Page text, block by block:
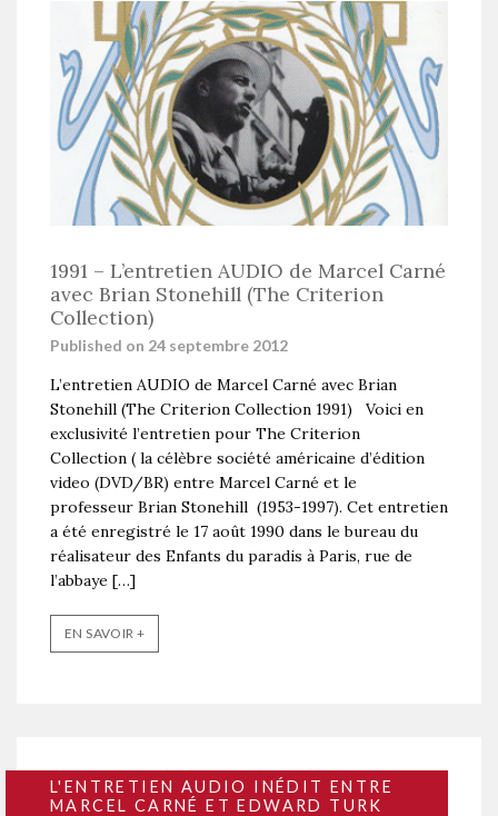
1991 – L’entretien AUDIO de Marcel Carné
avec Brian Stonehill (The Criterion
Collection)
Published on 24 septembre 2012
L’entretien AUDIO de Marcel Carné avec Brian
Stonehill (The Criterion Collection 1991) Voici en
exclusivité l’entretien pour The Criterion
Collection ( la célèbre société américaine d’édition
video (DVD/BR) entre Marcel Carné et le
professeur Brian Stonehill (1953-1997). Cet entretien
a été enregistré le 17 août 1990 dans le bureau du
réalisateur des Enfants du paradis à Paris, rue de
l’abbaye […]
EN SAVOIR +
L'ENTRETIEN AUDIO INÉDIT ENTRE
MARCEL CARNÉ ET EDWARD TURK